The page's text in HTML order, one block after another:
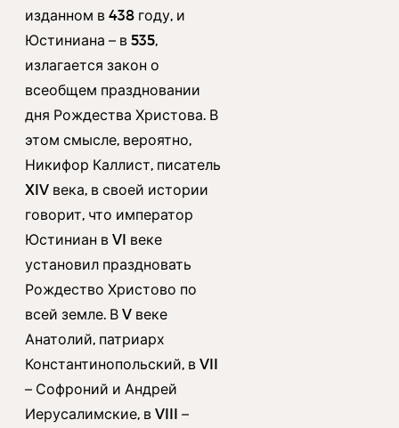
изданном в 438 году, и
Юстиниана – в 535,
излагается закон о
всеобщем праздновании
дня Рождества Христова. В
этом смысле, вероятно,
Никифор Каллист, писатель
XIV века, в своей истории
говорит, что император
Юстиниан в VI веке
установил праздновать
Рождество Христово по
всей земле. В V веке
Анатолий, патриарх
Константинопольский, в VII
– Софроний и Андрей
Иерусалимские, в VIII –